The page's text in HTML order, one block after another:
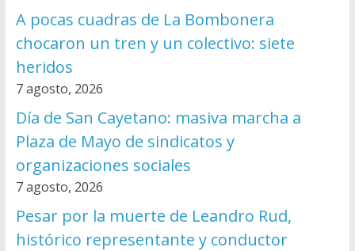
A pocas cuadras de La Bombonera
chocaron un tren y un colectivo: siete
heridos
7 agosto, 2026
Día de San Cayetano: masiva marcha a
Plaza de Mayo de sindicatos y
organizaciones sociales
7 agosto, 2026
Pesar por la muerte de Leandro Rud,
histórico representante y conductor